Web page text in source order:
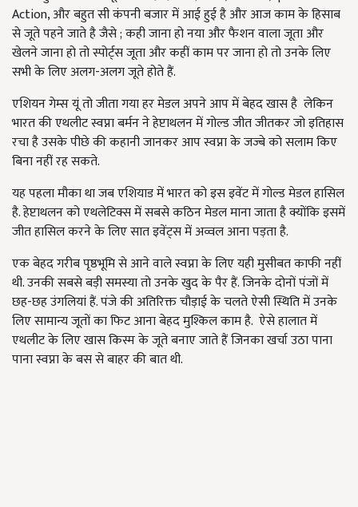
Action, और बहुत सी कंपनी बजार में आई हुई है और आज काम के हिसाब
से जूते पहने जाते है जैसे ; कही जाना हो नया और फैशन वाला जूता और
खेलने जाना हो तो स्पोर्ट्स जूता और कहीं काम पर जाना हो तो उनके लिए
सभी के लिए अलग-अलग जूते होते हैं.
एशियन गेम्स यूं तो जीता गया हर मेडल अपने आप में बेहद खास है लेकिन
भारत की एथलीट स्वप्ना बर्मन ने हेप्टाथलन में गोल्ड जीत जीतकर जो इतिहास
रचा है उसके पीछे की कहानी जानकर आप स्वप्ना के जज्बे को सलाम किए
बिना नहीं रह सकते.
यह पहला मौका था जब एशियाड में भारत को इस इवेंट में गोल्ड मेडल हासिल
है. हेप्टाथलन को एथलेटिक्स में सबसे कठिन मेडल माना जाता है क्योंकि इसमें
जीत हासिल करने के लिए सात इवेंट्स में अव्वल आना पड़ता है.
एक बेहद गरीब पृष्ठभूमि से आने वाले स्वप्ना के लिए यही मुसीबत काफी नहीं
थी. उनकी सबसे बड़ी समस्या तो उनके खुद के पैर हैं. जिनके दोनों पंजों में
छह-छह उंगलियां हैं. पंजे की अतिरिक्त चौड़ाई के चलते ऐसी स्थिति में उनके
लिए सामान्य जूतों का फिट आना बेहद मुश्किल काम है. ऐसे हालात में
एथलीट के लिए खास किस्म के जूते बनाए जाते हैं जिनका खर्चा उठा पाना
पाना स्वप्ना के बस से बाहर की बात थी.